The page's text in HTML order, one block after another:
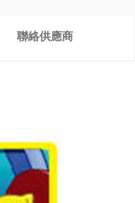
聯絡供應商